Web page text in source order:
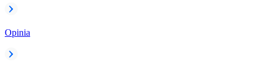
Opinia